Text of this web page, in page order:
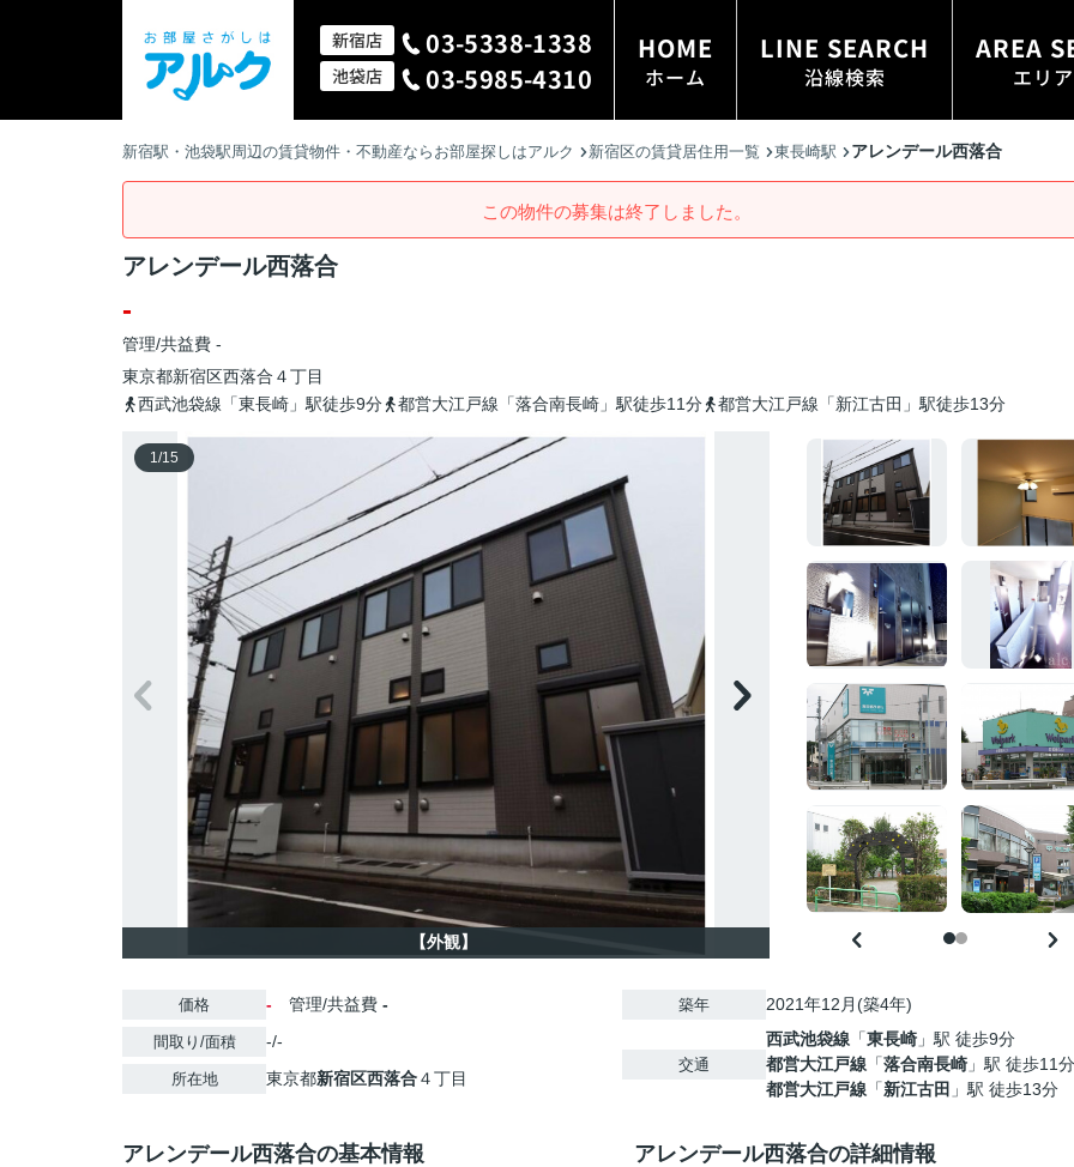
新宿店 03-5338-1338
池袋店 03-5985-4310
HOME
ホーム
LINE SEARCH
沿線検索
AREA
エリ
新宿駅・池袋駅周辺の賃貸物件・不動産ならお部屋探しはアルク 新宿区の賃貸居住用一覧 東長崎駅 アレンデール西落合
この物件の募集は終了しました。
アレンデール西落合
-
管理/共益費 -
東京都新宿区西落合 ４丁目
西武池袋線「東長崎」駅徒歩9分
都営大江戸線「落合南長崎」駅徒歩11分 都営大江戸線「新江古田」駅徒歩13分
1/15
【外観】
価格 - 管理/共益費 -
間取り/面積 -/-
所在地 東京都新宿区西落合４丁目
築年 2021年12月(築4年)
交通
西武池袋線 「東長崎 」駅 徒歩9分
都営大江戸線 「落合南長崎 」駅 徒歩11分
都営大江戸線 「新江古田 」駅 徒歩13分
アレンデール西落合の基本情報 アレンデール西落合の詳細情報